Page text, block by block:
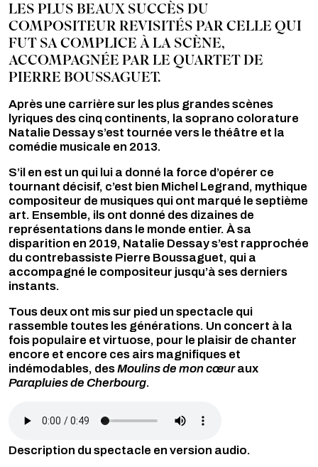
LES PLUS BEAUX SUCCÈS DU
COMPOSITEUR REVISITÉS PAR CELLE QUI
FUT SA COMPLICE À LA SCÈNE,
ACCOMPAGNÉE PAR LE QUARTET DE
PIERRE BOUSSAGUET.
Après une carrière sur les plus grandes scènes
lyriques des cinq continents, la soprano colorature
Natalie Dessay s’est tournée vers le théâtre et la
comédie musicale en 2013.
S’il en est un qui lui a donné la force d’opérer ce
tournant décisif, c’est bien Michel Legrand, mythique
compositeur de musiques qui ont marqué le septième
art. Ensemble, ils ont donné des dizaines de
représentations dans le monde entier. À sa
disparition en 2019, Natalie Dessay s’est rapprochée
du contrebassiste Pierre Boussaguet, qui a
accompagné le compositeur jusqu’à ses derniers
instants.
Tous deux ont mis sur pied un spectacle qui
rassemble toutes les générations. Un concert à la
fois populaire et virtuose, pour le plaisir de chanter
encore et encore ces airs magnifiques et
indémodables, desMoulins de mon cœuraux
Parapluies de Cherbourg.
Description du spectacle en version audio.